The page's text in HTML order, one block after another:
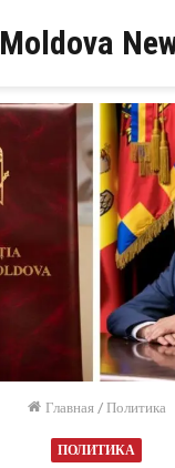
Moldova
Главная / Политика
ПОЛИТИКА